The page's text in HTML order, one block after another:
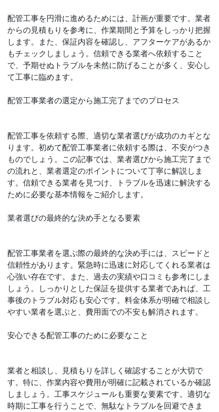
配管工事を円滑に進めるためには、計画が重要です。業者
からの見積もりを参考に、作業期間と予算をしっかり把握
します。また、保証内容を確認し、アフターケアがあるか
もチェックしましょう。信頼できる業者へ依頼すること
で、予期せぬトラブルを未然に防げることが多く、安心し
て工事に臨めます。
配管工事業者の選定から施工完了までのプロセス
配管工事を依頼する際、適切な業者選びが成功のカギとな
ります。初めて配管工事業者に依頼する際は、不安がつき
ものでしょう。この記事では、業者選びから施工完了まで
の流れと、業者選定のポイントについて丁寧に解説しま
す。信頼できる業者を見つけ、トラブルを迅速に解決する
ために必要な基本情報をご紹介します。
業者選びの最終的な決め手となる要素
配管工事業者を選ぶ際の最終的な決め手には、スピードと
信頼性があります。緊急時に迅速に対応してくれる業者は
心強い存在です。また、過去の実績や口コミも参考にしま
しょう。しっかりとした保証を提供する業者であれば、工
事後のトラブル対応も安心です。料金体系が明確で相談し
やすい業者を選ぶと、費用面での不安も解消されます。
安心できる配管工事のために必要なこと
業者と相談し、見積もりを詳しく確認することが大切で
す。特に、作業内容や費用が明確に記載されているか確認
しましょう。工事スケジュールも重要な要素です。適切な
時期に工事を行うことで、無駄なトラブルを回避できま